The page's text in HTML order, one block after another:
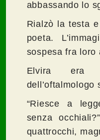
abbassando lo
Rialzò la testa
poeta.
sospesa fra loro
Elvira era
“Riesce a
senza
quattrocchi,